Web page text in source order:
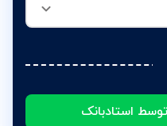
استادبانک